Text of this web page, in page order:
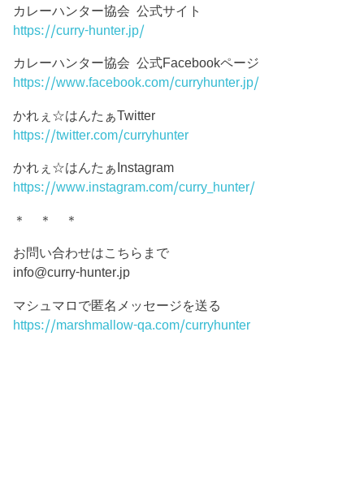
カレーハンター協会 公式サイト
https://curry-hunter.jp/
カレーハンター協会 公式Facebookページ
https://www.facebook.com/curryhunter.jp/
かれぇ☆はんたぁTwitter
https://twitter.com/curryhunter
かれぇ☆はんたぁInstagram
https://www.instagram.com/curry_hunter/
＊ ＊ ＊
お問い合わせはこちらまで
info@curry-hunter.jp
マシュマロで匿名メッセージを送る
https://marshmallow-qa.com/curryhunter